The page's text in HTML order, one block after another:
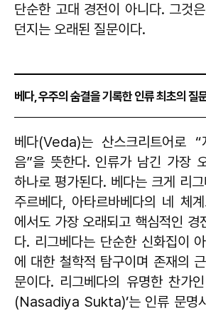
단순한 고대 경전이 아니다. 그것
던지는 오래된 질문이다.
베다, 우주의 숨결을 기록한 인류 최초의 질
베다(Veda)는 산스크리트어로
음”을 뜻한다. 인류가 남긴 가장
하나로 평가된다. 베다는 크게 리
주르베다, 아타르바베다의 네 체
에서도 가장 오래되고 핵심적인 경
다. 리그베다는 단순한 신화집이
에 대한 철학적 탐구이며 존재의
문이다. 리그베다의 유명한 찬가
(Nasadiya Sukta)’는 인류 문명